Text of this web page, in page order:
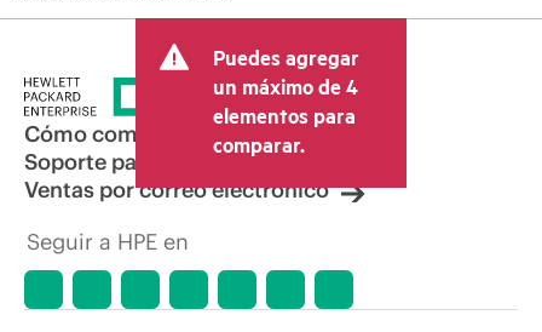
Puedes agregar
un máximo de 4
elementos para
comparar.
Cómo comprar
Soporte para productos
Ventas por correo electrónico
Seguir a HPE en